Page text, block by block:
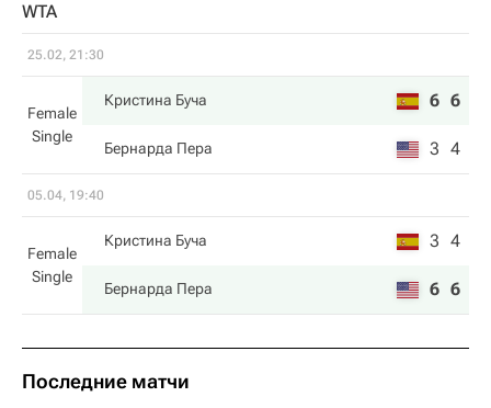
WTA
25.02, 21:30
Female
Single
Кристина Буча 6 6
Бернарда Пера 3 4
05.04, 19:40
Female
Single
Кристина Буча 3 4
Бернарда Пера 6 6
Последние матчи